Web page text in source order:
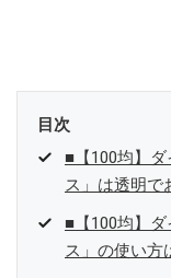
目次
■【100均】
ス」は透明で
■【100均】
ス」の使い方